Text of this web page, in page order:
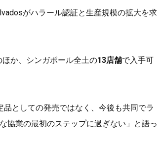
がハラール認証と生産規模の拡大を求
か、シンガポール全土の13店舗で入手可
品としての発売ではなく、今後も共同でラ
協業の最初のステップに過ぎない」と語っ